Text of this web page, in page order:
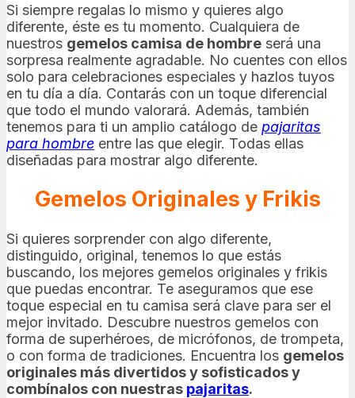
Si siempre regalas lo mismo y quieres algo
diferente, éste es tu momento. Cualquiera de
nuestros gemelos camisa de hombre será una
sorpresa realmente agradable. No cuentes con ellos
solo para celebraciones especiales y hazlos tuyos
en tu día a día. Contarás con un toque diferencial
que todo el mundo valorará. Además, también
tenemos para ti un amplio catálogo de pajaritas
para hombre entre las que elegir. Todas ellas
diseñadas para mostrar algo diferente.
Gemelos Originales y Frikis
Si quieres sorprender con algo diferente,
distinguido, original, tenemos lo que estás
buscando, los mejores gemelos originales y frikis
que puedas encontrar. Te aseguramos que ese
toque especial en tu camisa será clave para ser el
mejor invitado. Descubre nuestros gemelos con
forma de superhéroes, de micrófonos, de trompeta,
o con forma de tradiciones. Encuentra los gemelos
originales más divertidos y sofisticados y
combínalos con nuestras pajaritas.